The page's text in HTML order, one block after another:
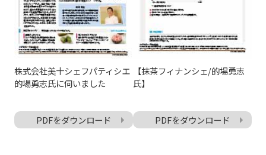
株式会社美十シェフパティシエ
的場勇志氏に伺いました
PDFをダウンロード
【抹茶フィナンシェ/的場勇志
氏】
PDFをダウンロード